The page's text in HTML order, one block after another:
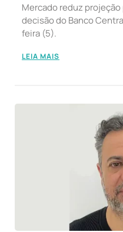
Mercado reduz
decisão do Banco
feira (5).
LEIA MAIS